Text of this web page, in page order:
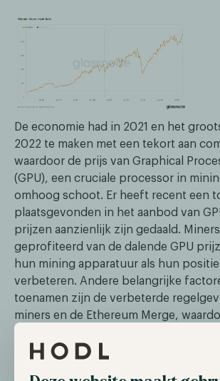
De economie had in 2021 en het
2022 te maken met een tekort aan
waardoor de prijs van Graphical
(GPU), een cruciale processor in
omhoog schoot. Er heeft recent een
plaatsgevonden in het aanbod van
prijzen aanzienlijk zijn gedaald.
geprofiteerd van de dalende GPU
hun mining apparatuur als hun
verbeteren. Andere belangrijke
toenamen zijn de verbeterde
miners en de Ethereum Merge,
Hash Rate nog altijd doorstijgen wat